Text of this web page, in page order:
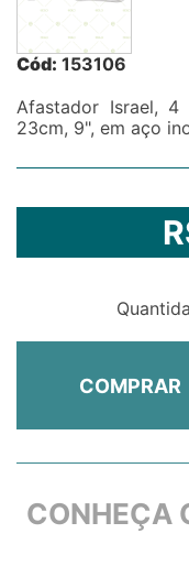
Cód: 153106
Afastador Israel,
23cm, 9", em aço
COMPRAR
CONHEÇA